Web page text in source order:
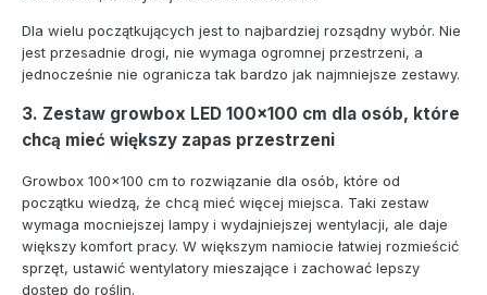
Dla wielu początkujących jest to najbardziej rozsądny wybór. Nie
jest przesadnie drogi, nie wymaga ogromnej przestrzeni, a
jednocześnie nie ogranicza tak bardzo jak najmniejsze zestawy.
3. Zestaw growbox LED 100x100 cm dla osób, które
chcą mieć większy zapas przestrzeni
Growbox 100x100 cm to rozwiązanie dla osób, które od
początku wiedzą, że chcą mieć więcej miejsca. Taki zestaw
wymaga mocniejszej lampy i wydajniejszej wentylacji, ale daje
większy komfort pracy. W większym namiocie łatwiej rozmieścić
sprzęt, ustawić wentylatory mieszające i zachować lepszy
dostęp do roślin.